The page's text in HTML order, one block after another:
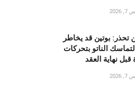
تحذر: بوتين قد يخاطر
لتماسك الناتو بتحركات
نهاية العقد